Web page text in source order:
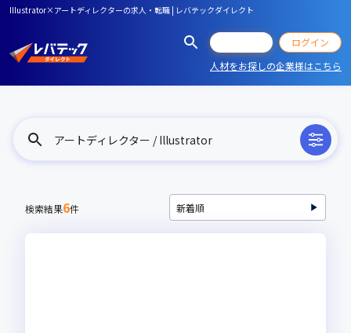
Illustrator×アートディレクターの求人・転職 | レバテックダイレクト
ログイン
人材をお探しの企業様はこちら
アートディレクター / Illustrator
検索結果6件